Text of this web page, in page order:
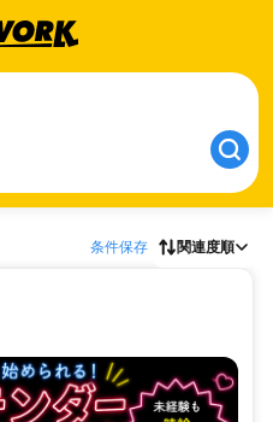
条件保存 関連度順